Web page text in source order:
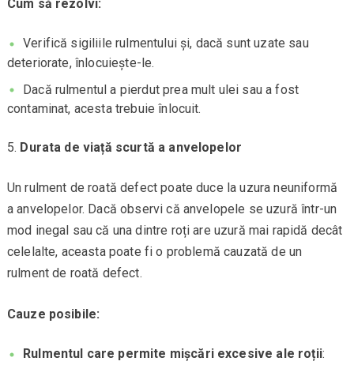
Cum să rezolvi:
Verifică sigiliile rulmentului și, dacă sunt uzate sau
deteriorate, înlocuiește-le.
Dacă rulmentul a pierdut prea mult ulei sau a fost
contaminat, acesta trebuie înlocuit.
Durata de viață scurtă a anvelopelor
Un rulment de roată defect poate duce la uzura neuniformă
a anvelopelor. Dacă observi că anvelopele se uzură într-un
mod inegal sau că una dintre roți are uzură mai rapidă decât
celelalte, aceasta poate fi o problemă cauzată de un
rulment de roată defect.
Cauze posibile:
Rulmentul care permite mișcări excesive ale roții: